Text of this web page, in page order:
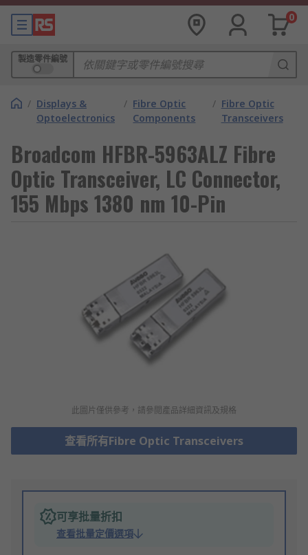
0
製造零件編號
/ Displays &
Optoelectronics
/ Fibre Optic
Components
/ Fibre Optic
Transceivers
Broadcom HFBR-5963ALZ Fibre
Optic Transceiver, LC Connector,
155 Mbps 1380 nm 10-Pin
此圖片僅供參考，請參閲產品詳細資訊及規格
查看所有Fibre Optic Transceivers
可享批量折扣
查看批量定價選項